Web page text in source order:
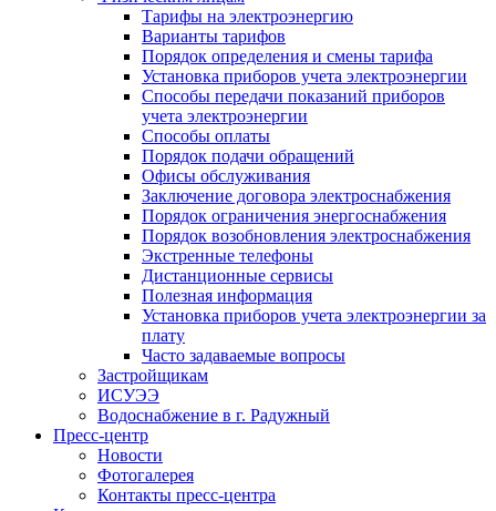
Тарифы на электроэнергию
Варианты тарифов
Порядок определения и смены тарифа
Установка приборов учета электроэнергии
Способы передачи показаний приборов
учета электроэнергии
Способы оплаты
Порядок подачи обращений
Офисы обслуживания
Заключение договора электроснабжения
Порядок ограничения энергоснабжения
Порядок возобновления электроснабжения
Экстренные телефоны
Дистанционные сервисы
Полезная информация
Установка приборов учета электроэнергии за
плату
Часто задаваемые вопросы
Застройщикам
ИСУЭЭ
Водоснабжение в г. Радужный
Пресс-центр
Новости
Фотогалерея
Контакты пресс-центра